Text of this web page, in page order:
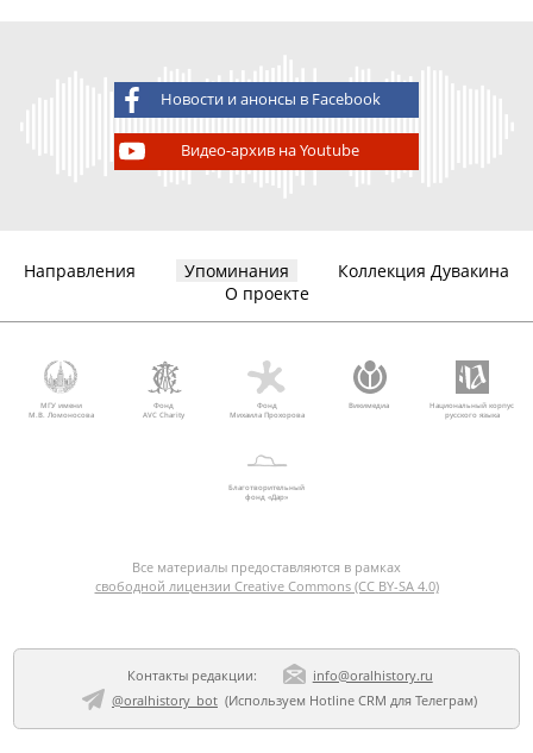
Новости и анонсы в Facebook
Видео-архив на Youtube
Направления Упоминания
Коллекция Дувакина
О проекте
МГУ имени
М.В. Ломоносова
Фонд
AVC Charity
Фонд
Михаила Прохорова
Викимедиа
Национальный корпус
русского языка
Благотворительный
фонд «Дар»
Все материалы предоставляются в рамках
свободной лицензии Creative Commons (CC BY-SA 4.0)
Контакты редакции:
info@oralhistory.ru
@oralhistory_bot(Используем Hotline CRM для Телеграм)